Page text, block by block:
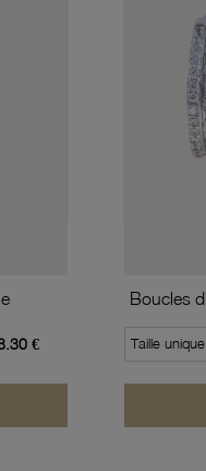
€ Taille unique